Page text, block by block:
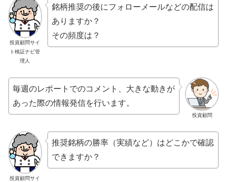
投資顧問サイ
ト検証ナビ管
理人
銘柄推奨の後にフォローメールなどの配信は
ありますか？
その頻度は？
投資顧問
毎週のレポートでのコメント、大きな動きが
あった際の情報発信を行います。
投資顧問サイ
推奨銘柄の勝率（実績など）はどこかで確認
できますか？